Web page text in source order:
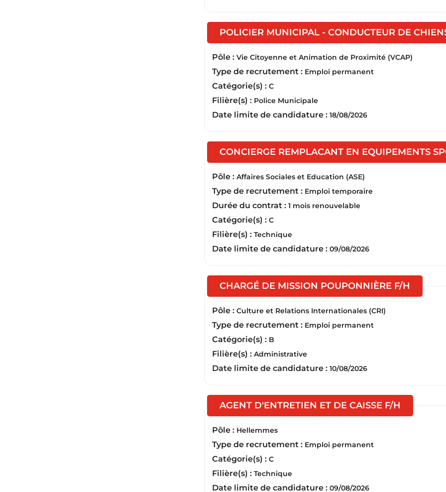
POLICIER MUNICIPAL - CONDUCTEUR DE
Pôle : Vie Citoyenne et Animation de Proximité (VCAP)
Type de recrutement : Emploi permanent
Catégorie(s) : C
Filière(s) : Police Municipale
Date limite de candidature : 18/08/2026
CONCIERGE REMPLACANT EN EQUIPEMENTS
Pôle : Affaires Sociales et Education (ASE)
Type de recrutement : Emploi temporaire
Durée du contrat : 1 mois renouvelable
Catégorie(s) : C
Filière(s) : Technique
Date limite de candidature : 09/08/2026
CHARGÉ DE MISSION POUPONNIÈRE F/H
Pôle : Culture et Relations Internationales (CRI)
Type de recrutement : Emploi permanent
Catégorie(s) : B
Filière(s) : Administrative
Date limite de candidature : 10/08/2026
AGENT D'ENTRETIEN ET DE CAISSE F/H
Pôle : Hellemmes
Type de recrutement : Emploi permanent
Catégorie(s) : C
Filière(s) : Technique
Date limite de candidature : 09/08/2026